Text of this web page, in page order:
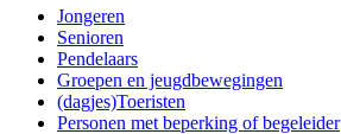
Jongeren
Senioren
Pendelaars
Groepen en jeugdbewegingen
(dagjes)Toeristen
Personen met beperking of begeleider